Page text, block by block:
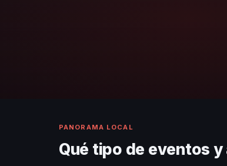
PANORAMA LOCAL
Qué tipo de eventos